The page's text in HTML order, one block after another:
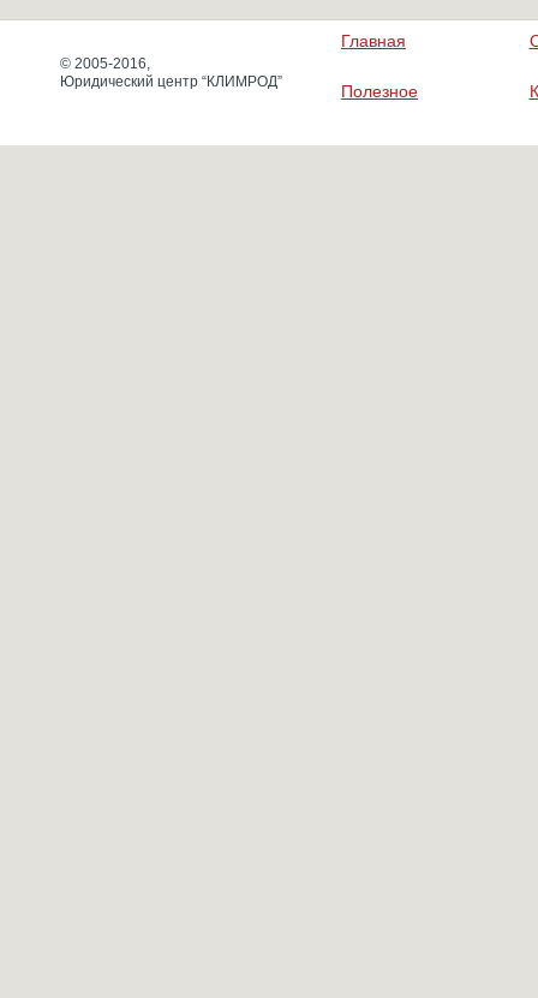
© 2005-2016,
Юридический центр “КЛИМРОД”
Главная
Полезное